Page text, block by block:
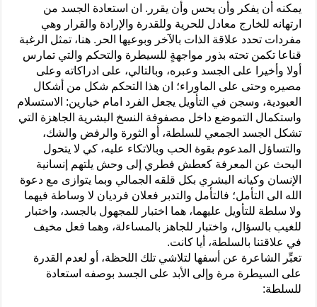
يمكنه أن يفكر وأن يحس وأن يقرر. ان استعادة الجسد من
ارتهانه للخارج معادل للحرية وللقدرة والإرادة والقرار وهي
مفردات تحدد علاقة الذات بالآخر وبوعيها الحر. هنا، تمثل الرغبة
قناعا تكمن تحته بذور مواجهةٍ للسيطرة والتحكم والتي تمارس
أولا وأخيرا على الجسد وعبره، وبالتالي، على ادراكاته وعلى
مصيره وحتى على الماوراء؛ ان هذا التحكم شكل من أشكال
العبودية، وسجن في التأويل يجعل الفرد امام خيارين: الاستسلام
واستكمال التموضع داخل مصفوفة النسخ البشرية الجاهزة التي
تشكل الجسد الجمعي للسلطة، أو الثورة والرفض والشك،
والتساؤل المدعوم بقوة الحب وبالاتكاء عليه، كي لا يتحول
البحث عن المعرفة كعطش فطري إلى وحش يلتهم إنسانية
الإنسان وكيانه البشري بكل قلقه الجمالي وبما يتوازى مع دعوة
الله الى التأمل؛ فالتأمل والتدبر فعلان فرديان لا وساطة فيهما
ولا سلطة للتأويل عليهما، هما اختبار للمجهول بالجسد، واختبار
للغيب بالسؤال، واختبار للجاهز بالمساءلة، وهما فعل مخيف
في علاقتنا بالسلطة، أيا كانت.
تعبِّر الشاعرة عن أسفها لتلاشي تلك اللحظة، أو لعدم القدرة
على السيطرة مرة وإلى الأبد على الجسد بوصفه استعادة
للسلطة: